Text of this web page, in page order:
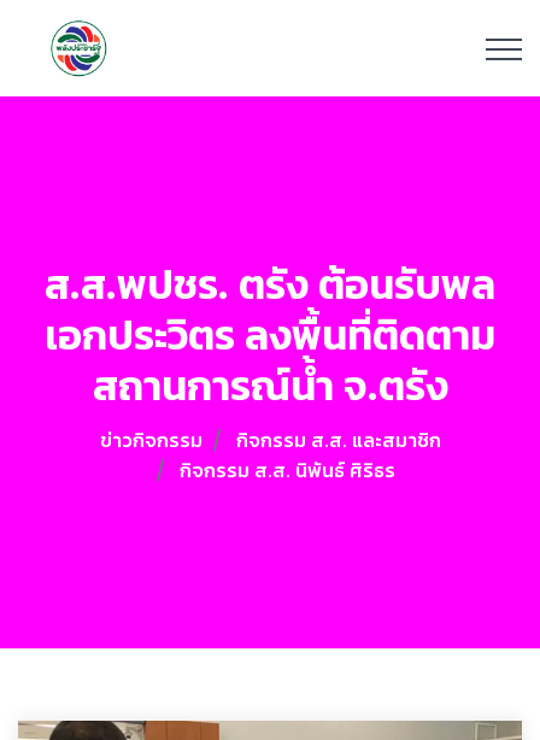
ส.ส.พปชร. ตรัง ต้อนรับพล
เอกประวิตร ลงพื้นที่ติดตาม
สถานการณ์น้ำ จ.ตรัง
ข่าวกิจกรรม
กิจกรรม ส.ส. และสมาชิก
กิจกรรม ส.ส. นิพันธ์ ศิริธร